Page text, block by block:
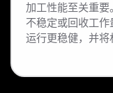
加工性能至关重
不稳定或回收工
运行更稳健，并将